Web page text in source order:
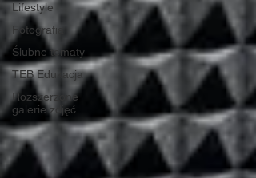
Lifestyle
Fotografia
Ślubne tematy
TEB Edukacja
Rozszerzone
galerie zdjęć